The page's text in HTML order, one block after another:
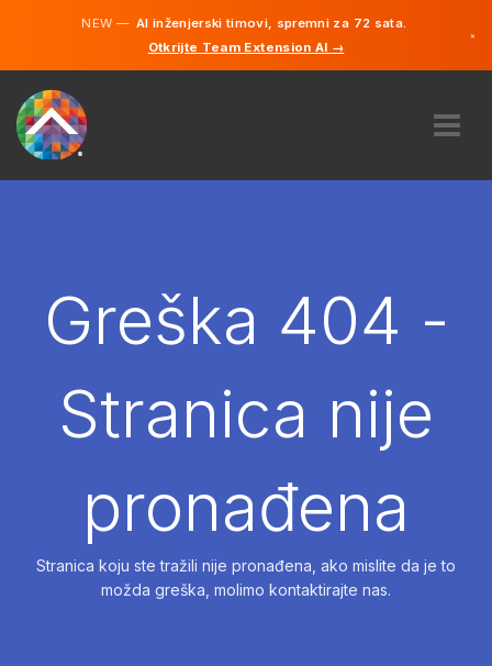
NEW —AI inženjerski timovi, spremni za 72 sata.
Otkrijte Team Extension AI →
×
NAJAMGreška 404 -
Stranica nije
pronađena
Stranica koju ste tražili nije pronađena, ako mislite da je to
možda greška, molimo kontaktirajte nas.